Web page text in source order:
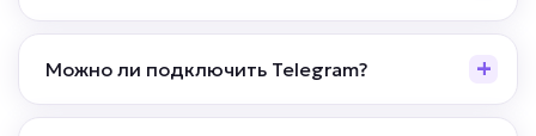
проверяет выполнение заданий по
сложные вопросы живому куратору
Можно ли подключить Telegram?